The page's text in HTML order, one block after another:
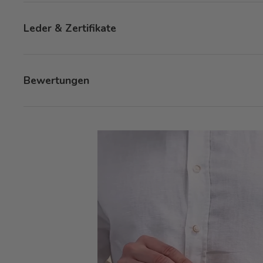
Leder & Zertifikate
Bewertungen